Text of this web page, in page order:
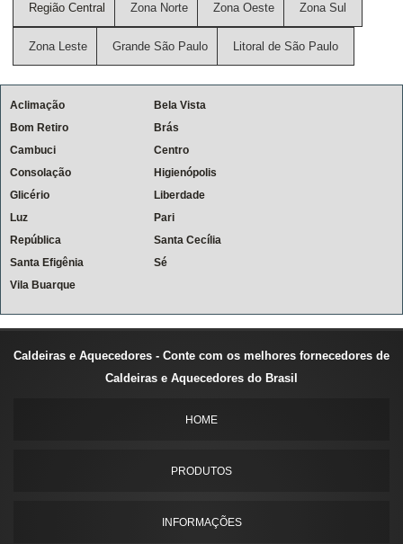
Região Central Zona Norte Zona Oeste Zona Sul
Zona Leste Grande São Paulo Litoral de São Paulo
Aclimação
Bela Vista
Bom Retiro
Brás
Cambuci
Centro
Consolação
Higienópolis
Glicério
Liberdade
Luz
Pari
República
Santa Cecília
Santa Efigênia
Sé
Vila Buarque
Caldeiras e Aquecedores - Conte com os melhores fornecedores de
Caldeiras e Aquecedores do Brasil
HOME
PRODUTOS
INFORMAÇÕES